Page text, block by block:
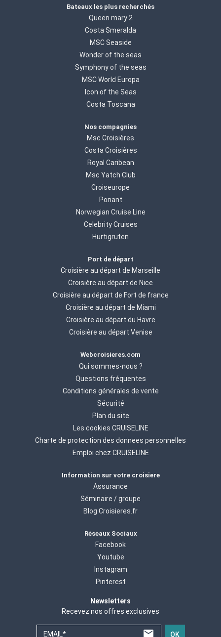
Bateaux les plus recherchés
Queen mary 2
Costa Smeralda
MSC Seaside
Wonder of the seas
Symphony of the seas
MSC World Europa
Icon of the Seas
Costa Toscana
Nos compagnies
Msc Croisières
Costa Croisières
Royal Caribean
Msc Yatch Club
Croiseurope
Ponant
Norwegian Cruise Line
Celebrity Cruises
Hurtigruten
Port de départ
Croisière au départ de Marseille
Croisière au départ de Nice
Croisière au départ de Fort de france
Croisière au départ de Miami
Croisière au départ du Havre
Croisière au départ Venise
Webcroisieres.com
Qui sommes-nous ?
Questions fréquentes
Conditions générales de vente
Sécurité
Plan du site
Les cookies CRUISELINE
Charte de protection des donnees personnelles
Emploi chez CRUISELINE
Information sur votre croisiere
Assurance
Séminaire / groupe
Blog Croisieres.fr
Réseaux Sociaux
Facebook
Youtube
Instagram
Pinterest
Newsletters
Recevez nos offres exclusives
EMAIL* OK